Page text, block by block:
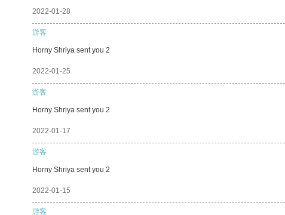
2022-01-28
游客
Horny Shriya sent you 2
2022-01-25
游客
Horny Shriya sent you 2
2022-01-17
游客
Horny Shriya sent you 2
2022-01-15
游客